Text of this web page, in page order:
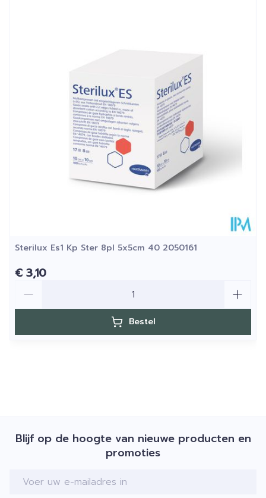
Kamertemperatuur (15°C -
25°C)
Sterilux Es1 Kp Ster 8pl 5x5cm 40 2050161
€ 3,10
Bestel
Blijf op de hoogte van nieuwe producten en
promoties
E-mail adres